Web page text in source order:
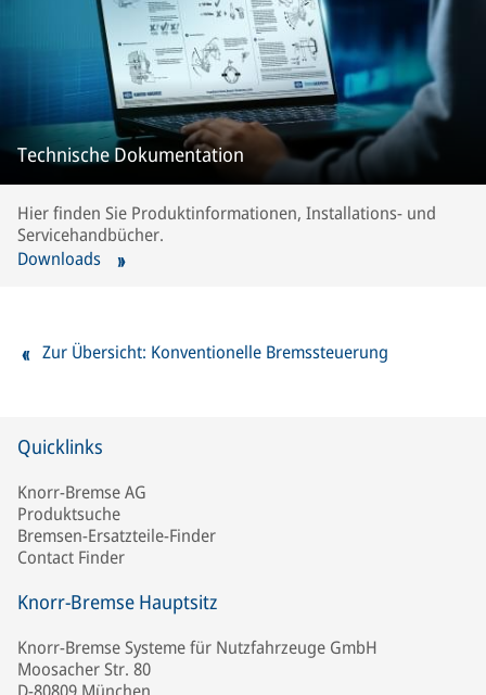
Technische Dokumentation
Hier finden Sie Produktinformationen, Installations- und
Servicehandbücher.
Downloads
Zur Übersicht: Konventionelle Bremssteuerung
Quicklinks
Knorr-Bremse AG
Produktsuche
Bremsen-Ersatzteile-Finder
Contact Finder
Knorr-Bremse Hauptsitz
Knorr-Bremse Systeme für Nutzfahrzeuge GmbH
Moosacher Str. 80